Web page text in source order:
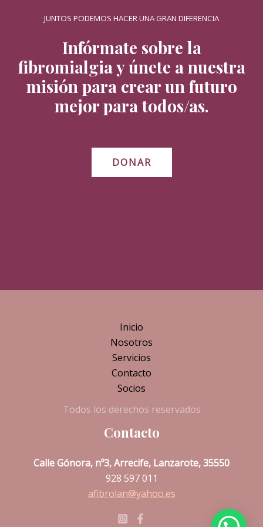
JUNTOS PODEMOS HACER UNA GRAN DIFERENCIA
Infórmate sobre la
fibromialgia y únete a nuestra
misión para crear un futuro
mejor para todos/as.
DONAR
Inicio
Nosotros
Servicios
Contacto
Socios
Todos los derechos reservados
Contacto
Calle Gónora, nº3, Arrecife, Lanzarote, 35550
928 597 011
afibrolan@yahoo.es